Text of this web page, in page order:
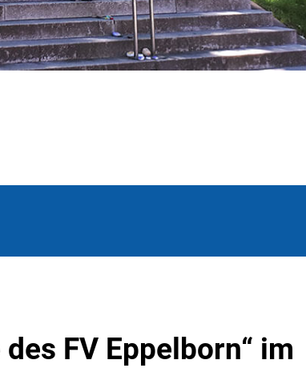
FV Eppelborn“ im